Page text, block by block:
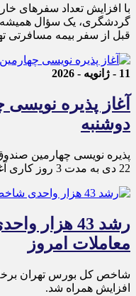
با افزایش تعداد سفرهای
گردشگری، یک سؤال همیشه
قبل از سفر بیمه مسافرتی
11 - ژانویه - 2026
آغاز پذیره
دوشنبه
پذیره‌ نویسی چهارمین صندوق
22 دی به مدت 3 روز کاری آغاز می‌شود.
رشد 43
معاملات امروز
شاخص کل بورس تهران
افزایش همراه شد.